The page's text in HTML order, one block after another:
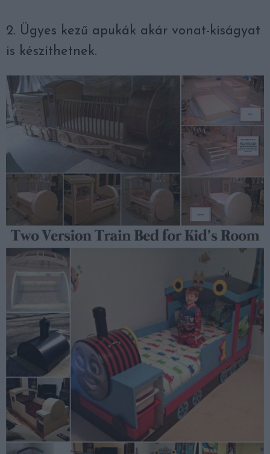
2. Ügyes kezű apukák akár vonat-kiságyat
is készíthetnek.